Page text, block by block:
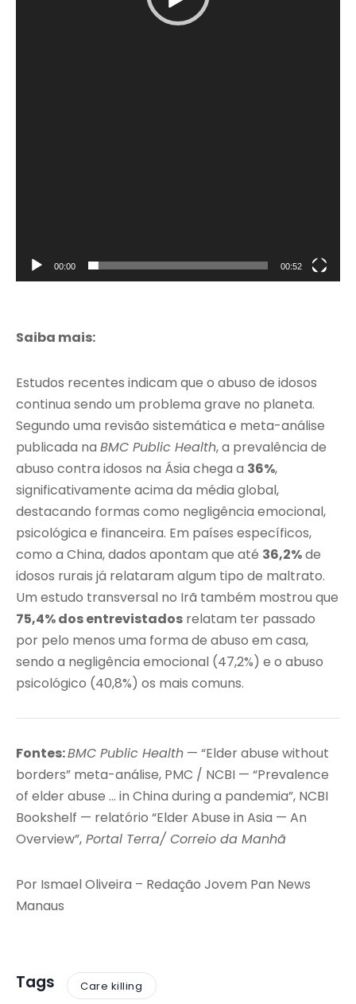
00:00 00:52
Saiba mais:
Estudos recentes indicam que o abuso de idosos
continua sendo um problema grave no planeta.
Segundo uma revisão sistemática e meta-análise
publicada na BMC Public Health, a prevalência de
abuso contra idosos na Ásia chega a 36%,
significativamente acima da média global,
destacando formas como negligência emocional,
psicológica e financeira. Em países específicos,
como a China, dados apontam que até 36,2%de
idosos rurais já relataram algum tipo de maltrato.
Um estudo transversal no Irã também mostrou que
75,4% dos entrevistados relatam ter passado
por pelo menos uma forma de abuso em casa,
sendo a negligência emocional (47,2%) e o abuso
psicológico (40,8%) os mais comuns.
Fontes:BMC Public Health — “Elder abuse without
borders” meta-análise, PMC / NCBI — “Prevalence
of elder abuse … in China during a pandemia”, NCBI
Bookshelf — relatório “Elder Abuse in Asia — An
Overview”, Portal Terra/ Correio da Manhã
Por Ismael Oliveira – Redação Jovem Pan News
Manaus
Tags Care killing